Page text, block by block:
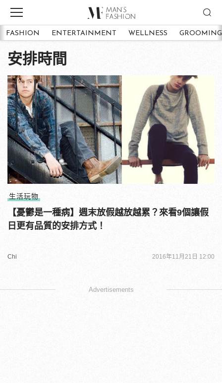
FASHION ENTERTAINMENT WELLNESS GROOMING
安排時間
生活玩物
【憂鬱是一種病】週末放假越放越累？來看9個讓假
日更有品質的安排方式！
Chi 2016年11月21日 12:00
Advertisements